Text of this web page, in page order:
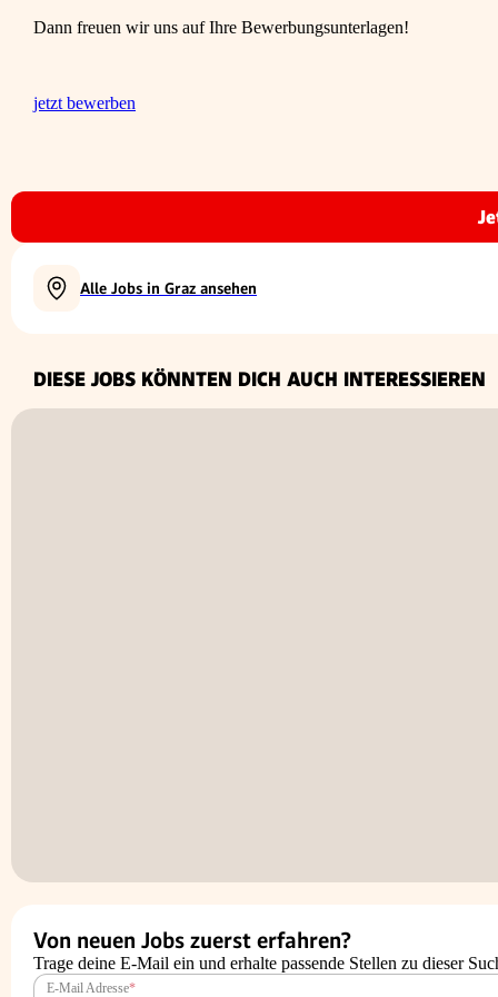
Dann freuen wir uns auf Ihre Bewerbungsunterlagen!
jetzt bewerben
Alle Jobs in Graz ansehen
DIESE JOBS KÖNNTEN DICH AUCH INTERESSIEREN
Von neuen Jobs zuerst erfahren?
Trage deine E-Mail ein und erhalte passende Stellen zu dieser
E-Mail Adresse*